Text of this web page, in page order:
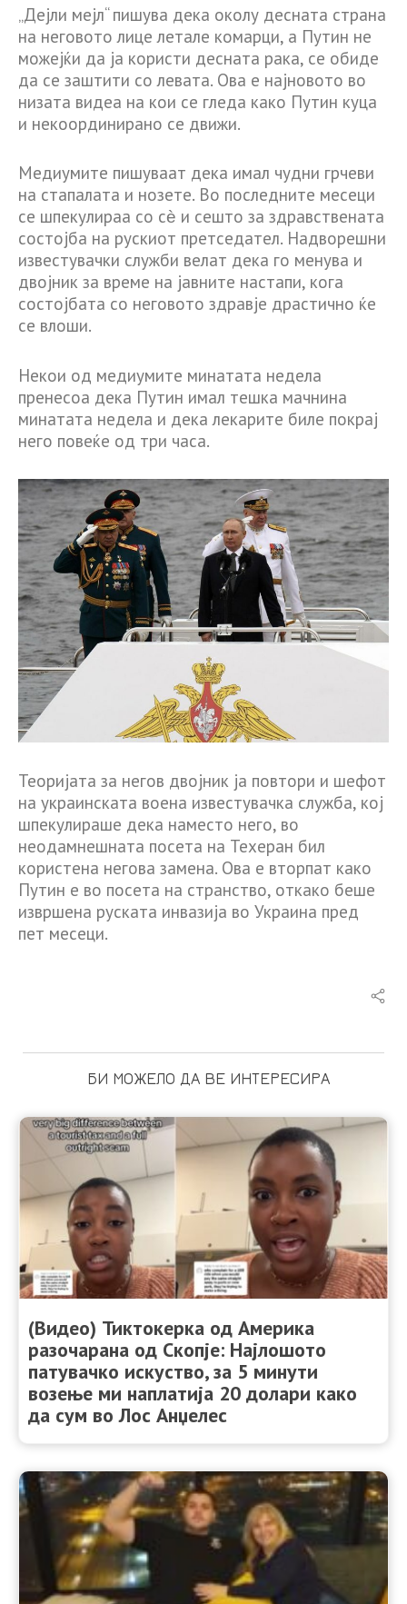
„Дејли мејл“ пишува дека околу десната страна
на неговото лице летале комарци, а Путин не
можејќи да ја користи десната рака, се обиде
да се заштити со левата. Ова е најновото во
низата видеа на кои се гледа како Путин куца
и некоординирано се движи.
Медиумите пишуваат дека имал чудни грчеви
на стапалата и нозете. Во последните месеци
се шпекулираа со сѐ и сешто за здравствената
состојба на рускиот претседател. Надворешни
известувачки служби велат дека го менува и
двојник за време на јавните настапи, кога
состојбата со неговото здравје драстично ќе
се влоши.
Некои од медиумите минатата недела
пренесоа дека Путин имал тешка мачнина
минатата недела и дека лекарите биле покрај
него повеќе од три часа.
Теоријата за негов двојник ја повтори и шефот
на украинската воена известувачка служба, кој
шпекулираше дека наместо него, во
неодамнешната посета на Техеран бил
користена негова замена. Ова е вторпат како
Путин е во посета на странство, откако беше
извршена руската инвазија во Украина пред
пет месеци.
БИ МОЖЕЛО ДА ВЕ ИНТЕРЕСИРА
(Видео) Тиктокерка од Америка
разочарана од Скопје: Најлошото
патувачко искуство, за 5 минути
возење ми наплатија 20 долари како
да сум во Лос Анџелес